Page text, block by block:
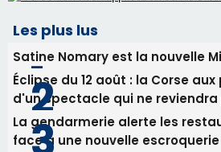
En Corse, un début de saison
consommation en recul dans
Deux jeunes Ajacciens sur la
militaire
Newsletter